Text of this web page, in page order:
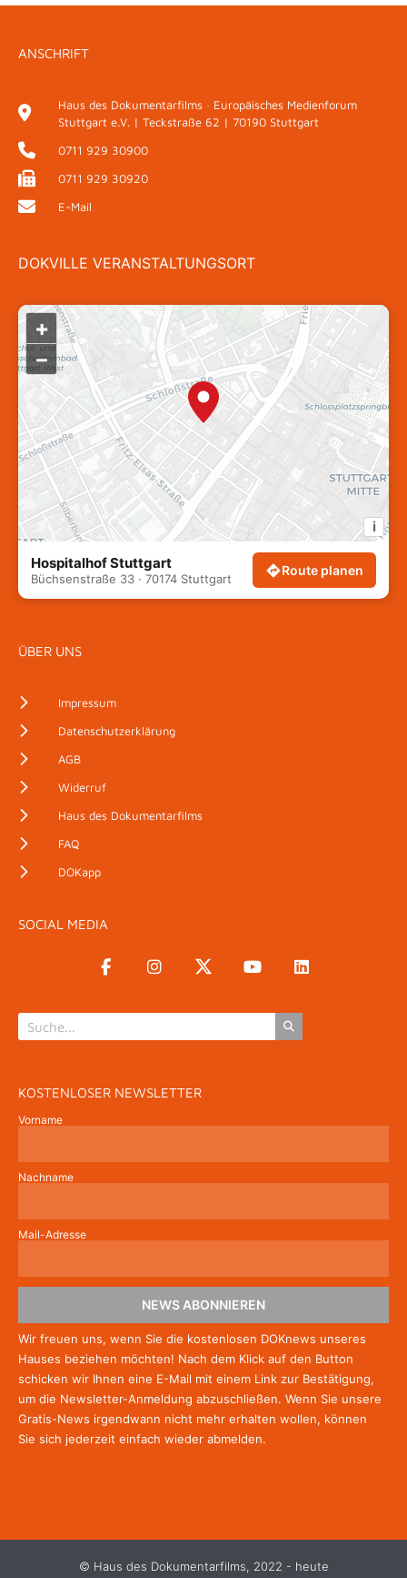
ANSCHRIFT
Haus des Dokumentarfilms · Europäisches Medienforum
Stuttgart e.V. | Teckstraße 62 | 70190 Stuttgart
0711 929 30900
0711 929 30920
E-Mail
DOKVILLE VERANSTALTUNGSORT
+
–
i
Hospitalhof Stuttgart
Büchsenstraße 33 · 70174 Stuttgart
Route planen
ÜBER UNS
Impressum
Datenschutzerklärung
AGB
Widerruf
Haus des Dokumentarfilms
FAQ
DOKapp
SOCIAL MEDIA
KOSTENLOSER NEWSLETTER
Vorname
Nachname
Mail-Adresse
NEWS ABONNIEREN
Wir freuen uns, wenn Sie die kostenlosen DOKnews unseres
Hauses beziehen möchten! Nach dem Klick auf den Button
schicken wir Ihnen eine E-Mail mit einem Link zur Bestätigung,
um die Newsletter-Anmeldung abzuschließen. Wenn Sie unsere
Gratis-News irgendwann nicht mehr erhalten wollen, können
Sie sich jederzeit einfach wieder abmelden.
© Haus des Dokumentarfilms, 2022 - heute